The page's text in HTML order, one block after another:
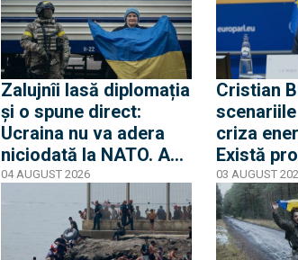
că Trump nu s-a aflat
niciun moment în
pericol
care
lovit o a
Zalujnîi lasă diplomația
și o spune direct:
Ucraina nu va adera
niciodată la NATO. Am
auzit 12 ani povești
privind aderarea
04 AUGUST 2026
Cristian
criza
Există
internă
03 AUGUST